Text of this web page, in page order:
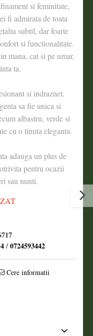
si feminitate,
fi admirata de toata
subtil, dar foarte
si functionalitate.
mana, cat si pe umar,
ta.
si indraznet.
sa fie unica si
albastru, verde si
cu o tinuta eleganta.
adauga un plus de
pentru ocazii
sau nunti.
/ 0724593442
Cere informatii